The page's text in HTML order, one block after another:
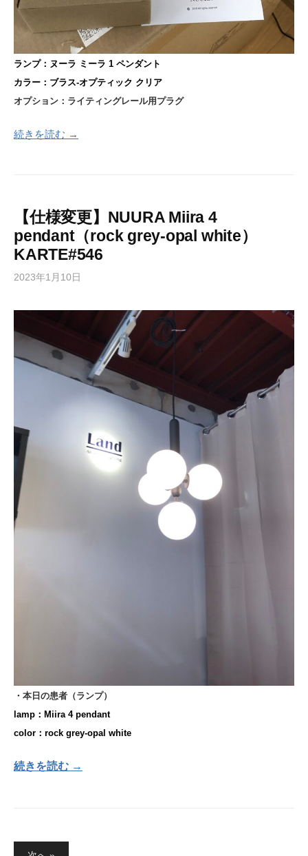
ランプ：ヌーラ ミーラ 1 ペンダント
カラー：ブラス-オプティック クリア
オプション：ライティングレール用プラグ
続きを読む →
【仕様変更】NUURA Miira 4
pendant（rock grey-opal white）
KARTE#546
2023年1月10日
・本日の患者（ランプ）
lamp：Miira 4 pendant
color：rock grey-opal white
続きを読む →